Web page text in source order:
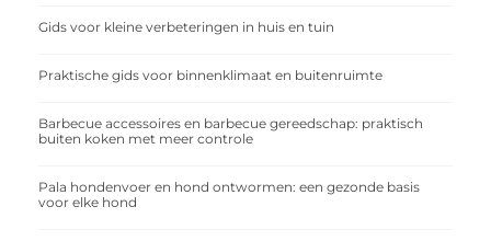
Gids voor kleine verbeteringen in huis en tuin
Praktische gids voor binnenklimaat en buitenruimte
Barbecue accessoires en barbecue gereedschap: praktisch
buiten koken met meer controle
Pala hondenvoer en hond ontwormen: een gezonde basis
voor elke hond